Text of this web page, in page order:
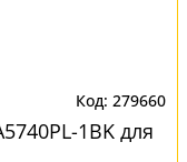
279660
1BK для